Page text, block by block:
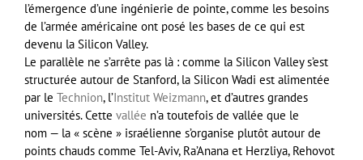
l’émergence d’une ingénierie de pointe, comme les besoins
de l’armée américaine ont posé les bases de ce qui est
devenu la Silicon Valley.
Le parallèle ne s’arrête pas là : comme la Silicon Valley s’est
structurée autour de Stanford, la Silicon Wadi est alimentée
par le Technion, l’Institut Weizmann, et d’autres grandes
universités. Cette vallée n’a toutefois de vallée que le
nom — la « scène » israélienne s’organise plutôt autour de
points chauds comme Tel-Aviv, Ra’Anana et Herzliya, Rehovot